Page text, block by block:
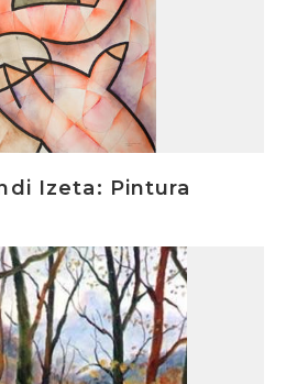
Izeta: Pintura